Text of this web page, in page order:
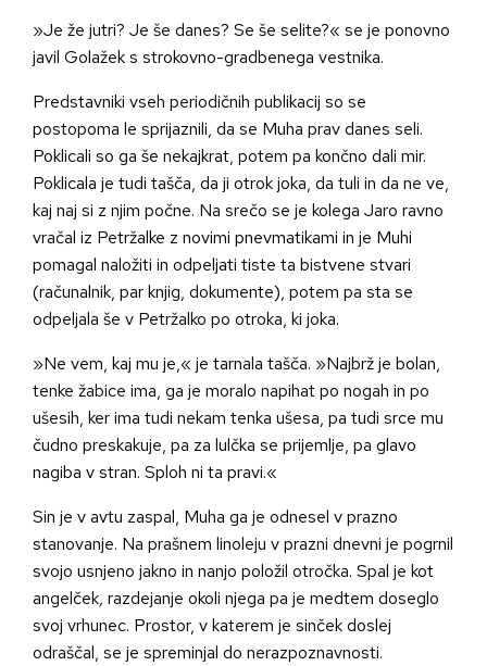
»Je že jutri? Je še danes? Se še selite?« se je ponovno
javil Golažek s strokovno-gradbenega vestnika.
Predstavniki vseh periodičnih publikacij so se
postopoma le sprijaznili, da se Muha prav danes seli.
Poklicali so ga še nekajkrat, potem pa končno dali mir.
Poklicala je tudi tašča, da ji otrok joka, da tuli in da ne ve,
kaj naj si z njim počne. Na srečo se je kolega Jaro ravno
vračal iz Petržalke z novimi pnevmatikami in je Muhi
pomagal naložiti in odpeljati tiste ta bistvene stvari
(računalnik, par knjig, dokumente), potem pa sta se
odpeljala še v Petržalko po otroka, ki joka.
»Ne vem, kaj mu je,« je tarnala tašča. »Najbrž je bolan,
tenke žabice ima, ga je moralo napihat po nogah in po
ušesih, ker ima tudi nekam tenka ušesa, pa tudi srce mu
čudno preskakuje, pa za lulčka se prijemlje, pa glavo
nagiba v stran. Sploh ni ta pravi.«
Sin je v avtu zaspal, Muha ga je odnesel v prazno
stanovanje. Na prašnem linoleju v prazni dnevni je pogrnil
svojo usnjeno jakno in nanjo položil otročka. Spal je kot
angelček, razdejanje okoli njega pa je medtem doseglo
svoj vrhunec. Prostor, v katerem je sinček doslej
odraščal, se je spreminjal do nerazpoznavnosti.